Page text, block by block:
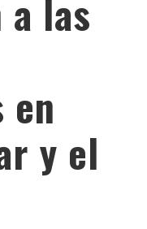
las
en
y el